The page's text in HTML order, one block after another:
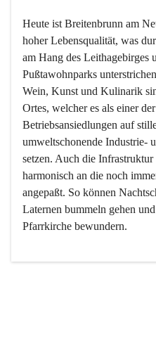
Heute ist Breitenbrunn am
hoher Lebensqualität, was
am Hang des Leithagebirges
Pußtawohnparks
Wein, Kunst und Kulinarik
Ortes, welcher es als einer
Betriebsansiedlungen auf
umweltschonende Industrie-
setzen. Auch die
harmonisch an die noch
angepaßt. So können
Laternen bummeln gehen
Pfarrkirche bewundern.
Der Weinbau dominert